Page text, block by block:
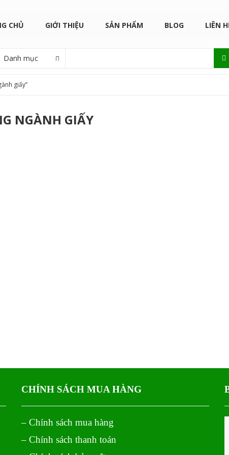
CHỦ GIỚI THIỆU SẢN PHẨM BLOG LIÊN
Danh mục
giấy”
NGÀNH GIẤY
CHÍNH SÁCH MUA HÀNG
– Chính sách mua hàng
– Chính sách thanh toán